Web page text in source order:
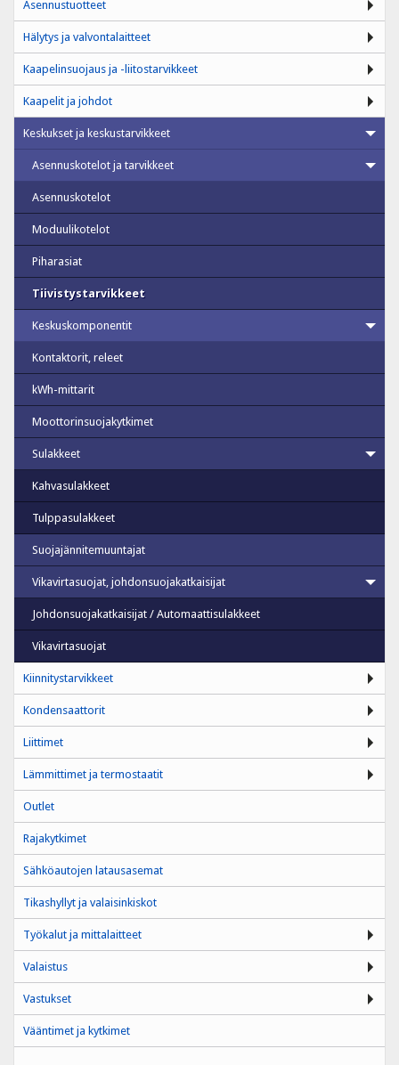
Asennustuotteet
Hälytys ja valvontalaitteet
Kaapelinsuojaus ja -liitostarvikkeet
Kaapelit ja johdot
Keskukset ja keskustarvikkeet
Asennuskotelot ja tarvikkeet
Asennuskotelot
Moduulikotelot
Piharasiat
Tiivistystarvikkeet
Keskuskomponentit
Kontaktorit, releet
kWh-mittarit
Moottorinsuojakytkimet
Sulakkeet
Kahvasulakkeet
Tulppasulakkeet
Suojajännitemuuntajat
Vikavirtasuojat, johdonsuojakatkaisijat
Johdonsuojakatkaisijat / Automaattisulakkeet
Vikavirtasuojat
Kiinnitystarvikkeet
Kondensaattorit
Liittimet
Lämmittimet ja termostaatit
Outlet
Rajakytkimet
Sähköautojen latausasemat
Tikashyllyt ja valaisinkiskot
Työkalut ja mittalaitteet
Valaistus
Vastukset
Vääntimet ja kytkimet